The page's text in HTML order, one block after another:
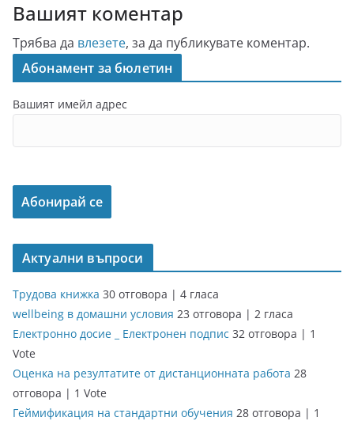
Вашият коментар
Трябва да влезете, за да публикувате коментар.
Абонамент за бюлетин
Вашият имейл адрес
Актуални въпроси
Трудова книжка 30 отговора | 4 гласа
wellbeing в домашни условия 23 отговора | 2 гласа
Електронно досие _ Електронен подпис 32 отговора | 1
Vote
Оценка на резултатите от дистанционната работа 28
отговора | 1 Vote
Геймификация на стандартни обучения 28 отговора | 1